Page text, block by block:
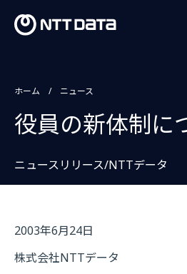
ホーム ニュース
役員の新体制に
ニュースリリース/NTTデータ
2003年6月24日
株式会社NTTデータ